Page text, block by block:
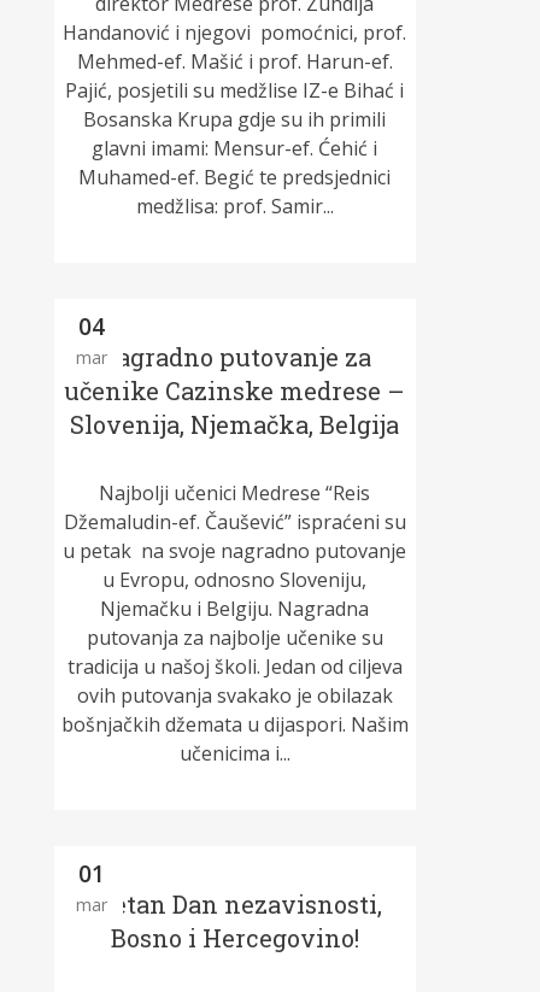
Handanović i njegovi pomoćnici, prof.
Mehmed-ef. Mašić i prof. Harun-ef.
Pajić, posjetili su medžlise IZ-e Bihać i
Bosanska Krupa gdje su ih primili
glavni imami: Mensur-ef. Ćehić i
Muhamed-ef. Begić te predsjednici
medžlisa: prof. Samir...
04
marNagradno putovanje za
učenike Cazinske medrese –
Slovenija, Njemačka, Belgija
Najbolji učenici Medrese “Reis
Džemaludin-ef. Čaušević” ispraćeni su
u petak na svoje nagradno putovanje
u Evropu, odnosno Sloveniju,
Njemačku i Belgiju. Nagradna
putovanja za najbolje učenike su
tradicija u našoj školi. Jedan od ciljeva
ovih putovanja svakako je obilazak
bošnjačkih džemata u dijaspori. Našim
učenicima i...
01
mar
Sretan Dan nezavisnosti,
Bosno i Hercegovino!